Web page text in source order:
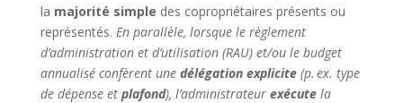
la majorité simple des copropriétaires présents ou
représentés. En parallèle, lorsque le règlement
d’administration et d’utilisation (RAU) et/ou le budget
annualisé confèrent une délégation explicite(p. ex. type
de dépense et plafond), l’administrateur exécutela